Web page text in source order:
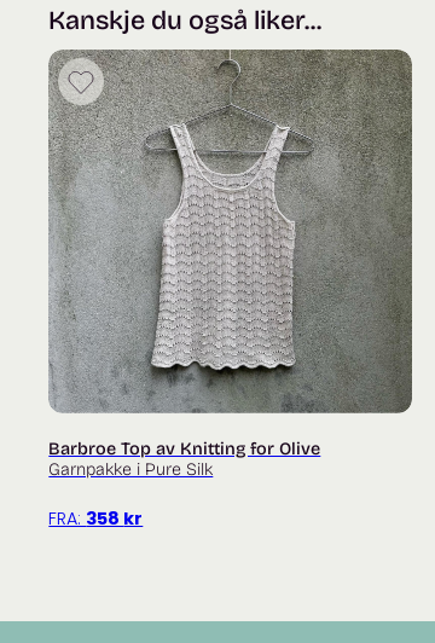
Kanskje du også liker...
Barbroe Top av Knitting for Olive
Garnpakke i Pure Silk
FRA: 358 kr